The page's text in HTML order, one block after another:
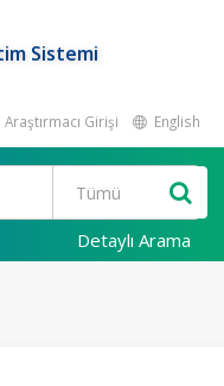
Sistemi
Araştırmacı Girişi English
Detaylı Arama